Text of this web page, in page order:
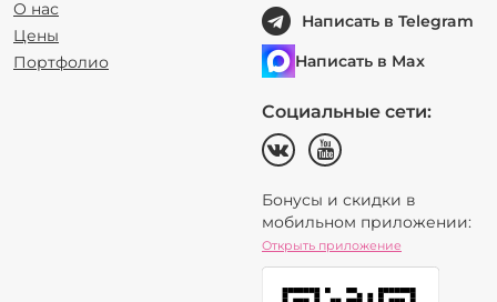
О нас
Цены
Портфолио
Написать в Telegram
Написать в Max
Социальные сети:
Бонусы и скидки в
мобильном приложении:
Открыть приложение